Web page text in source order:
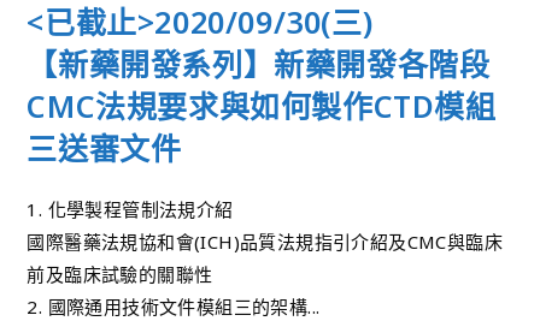
<已截止>2020/09/30(三)
【新藥開發系列】新藥開發各階段
CMC法規要求與如何製作CTD模組
三送審文件
1. 化學製程管制法規介紹
國際醫藥法規協和會(ICH)品質法規指引介紹及CMC與臨床
前及臨床試驗的關聯性
2. 國際通用技術文件模組三的架構...